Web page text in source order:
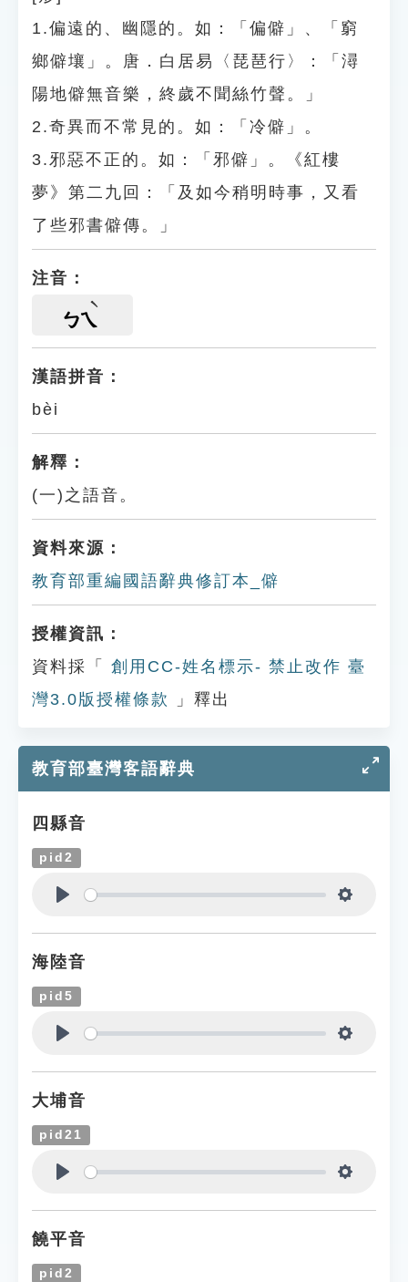
1.偏遠的、幽隱的。如：「偏僻」、「窮
鄉僻壤」。唐．白居易〈琵琶行〉：「潯
陽地僻無音樂，終歲不聞絲竹聲。」
2.奇異而不常見的。如：「冷僻」。
3.邪惡不正的。如：「邪僻」。《紅樓
夢》第二九回：「及如今稍明時事，又看
了些邪書僻傳。」
注音：
ㄅㄟ
漢語拼音：
bèi
解釋：
(一)之語音。
資料來源：
教育部重編國語辭典修訂本_僻
授權資訊：
資料採「
創用CC-姓名標示- 禁止改作 臺
灣3.0版授權條款
」釋出
教育部臺灣客語辭典
四縣音
pid2
海陸音
pid5
大埔音
pid21
饒平音
pid2